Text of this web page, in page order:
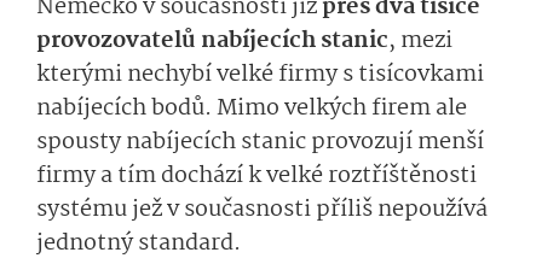
Německo v současnosti jižpřes dva tisíce
provozovatelů nabíjecích stanic, mezi
kterými nechybí velké firmy s tisícovkami
nabíjecích bodů. Mimo velkých firem ale
spousty nabíjecích stanic provozují menší
firmy a tím dochází k velké roztříštěnosti
systému jež v současnosti příliš nepoužívá
jednotný standard.